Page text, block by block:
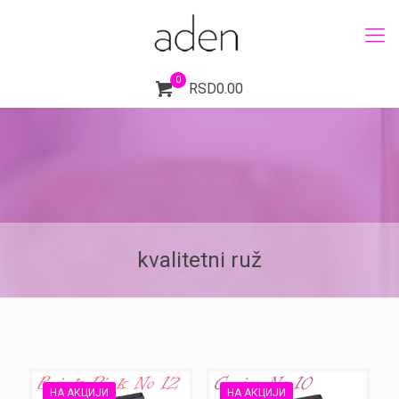
0
RSD0.00
kvalitetni ruž
НА АКЦИЈИ НА АКЦИЈИ